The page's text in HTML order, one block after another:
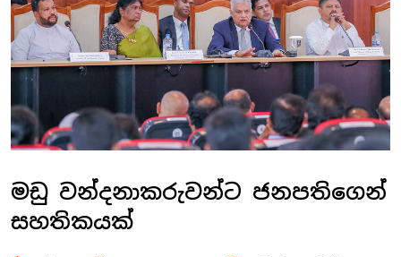
මඩු වන්දනාකරුවන්ට ජනපතිගෙන්
සහතිකයක්